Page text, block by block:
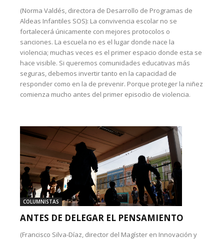
(Norma Valdés, directora de Desarrollo de Programas de
Aldeas Infantiles SOS): La convivencia escolar no se
fortalecerá únicamente con mejores protocolos o
sanciones. La escuela no es el lugar donde nace la
violencia; muchas veces es el primer espacio donde esta se
hace visible. Si queremos comunidades educativas más
seguras, debemos invertir tanto en la capacidad de
responder como en la de prevenir. Porque proteger la niñez
comienza mucho antes del primer episodio de violencia.
COLUMNISTAS
ANTES DE DELEGAR EL PENSAMIENTO
(Francisco Silva-Díaz, director del Magíster en Innovación y